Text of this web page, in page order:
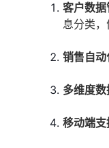
客户数据
息分类，
销售自动
多维度
移动端支